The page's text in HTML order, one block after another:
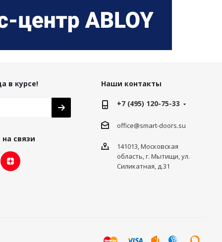
в курсе!
связи
Наши контакты
+7 (495) 120-75-33
office@smart-doors.su
141013, Московская
область, г. Мытищи, ул.
Силикатная, д.31